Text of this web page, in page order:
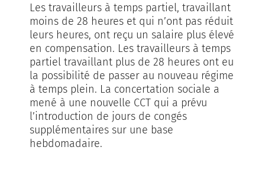
Les travailleurs à temps partiel, travaillant
moins de 28 heures et qui n’ont pas réduit
leurs heures, ont reçu un salaire plus élevé
en compensation. Les travailleurs à temps
partiel travaillant plus de 28 heures ont eu
la possibilité de passer au nouveau régime
à temps plein. La concertation sociale a
mené à une nouvelle CCT qui a prévu
l’introduction de jours de congés
supplémentaires sur une base
hebdomadaire.